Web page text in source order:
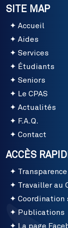
SITE MAP
Accueil
Aides
Services
Étudiants
Seniors
Le CPAS
Actualités
F.A.Q.
Contact
ACCÈS
Transparence
Travailler au
Coordination
Publications
La page
statistiques
d'utilisateur.
Plus d'infos